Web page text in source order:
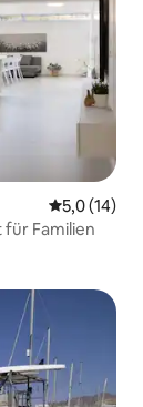
5,0 (14)
Familien